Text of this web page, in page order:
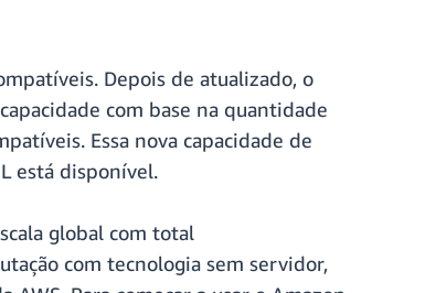
Depois de atualizado, o
com base na quantidade
Essa nova capacidade de
está disponível.
global com total
com tecnologia sem servidor,